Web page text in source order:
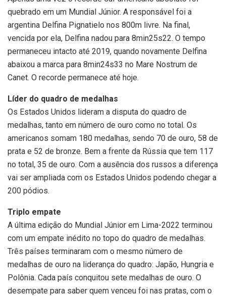
quebrado em um Mundial Júnior. A responsável foi a
argentina Delfina Pignatielo nos 800m livre. Na final,
vencida por ela, Delfina nadou para 8min25s22. O tempo
permaneceu intacto até 2019, quando novamente Delfina
abaixou a marca para 8min24s33 no Mare Nostrum de
Canet. O recorde permanece até hoje.
Líder do quadro de medalhas
Os Estados Unidos lideram a disputa do quadro de
medalhas, tanto em número de ouro como no total. Os
americanos somam 180 medalhas, sendo 70 de ouro, 58 de
prata e 52 de bronze. Bem a frente da Rússia que tem 117
no total, 35 de ouro. Com a ausência dos russos a diferença
vai ser ampliada com os Estados Unidos podendo chegar a
200 pódios.
Triplo empate
A última edição do Mundial Júnior em Lima-2022 terminou
com um empate inédito no topo do quadro de medalhas.
Três países terminaram com o mesmo número de
medalhas de ouro na liderança do quadro: Japão, Hungria e
Polônia. Cada país conquitou sete medalhas de ouro. O
desempate para saber quem venceu foi nas pratas, com o